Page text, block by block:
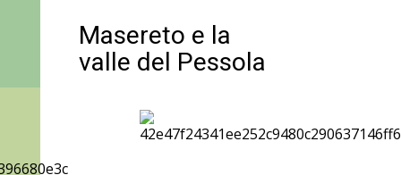
Masereto e la
valle del Pessola